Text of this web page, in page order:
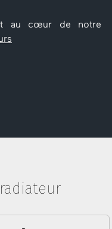
au cœur de notre